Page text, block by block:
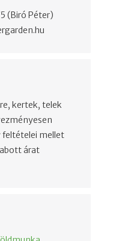
(Biró Péter)
kertek, telek
feltételei mellet
árat